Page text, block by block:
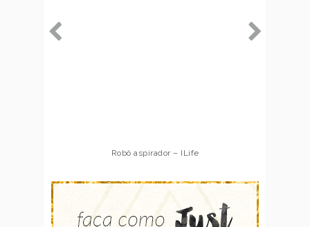
Robô aspirador – ILife